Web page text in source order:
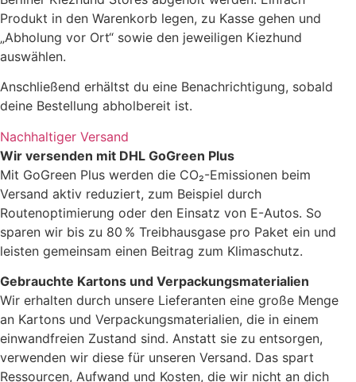
Produkt in den Warenkorb legen, zu Kasse gehen und
„Abholung vor Ort“ sowie den jeweiligen Kiezhund
auswählen.
Anschließend erhältst du eine Benachrichtigung, sobald
deine Bestellung abholbereit ist.
Nachhaltiger Versand
Wir versenden mit DHL GoGreen Plus
Mit GoGreen Plus werden die CO₂-Emissionen beim
Versand aktiv reduziert, zum Beispiel durch
Routenoptimierung oder den Einsatz von E-Autos. So
sparen wir bis zu 80 % Treibhausgase pro Paket ein und
leisten gemeinsam einen Beitrag zum Klimaschutz.
Gebrauchte Kartons und Verpackungsmaterialien
Wir erhalten durch unsere Lieferanten eine große Menge
an Kartons und Verpackungsmaterialien, die in einem
einwandfreien Zustand sind. Anstatt sie zu entsorgen,
verwenden wir diese für unseren Versand. Das spart
Ressourcen, Aufwand und Kosten, die wir nicht an dich